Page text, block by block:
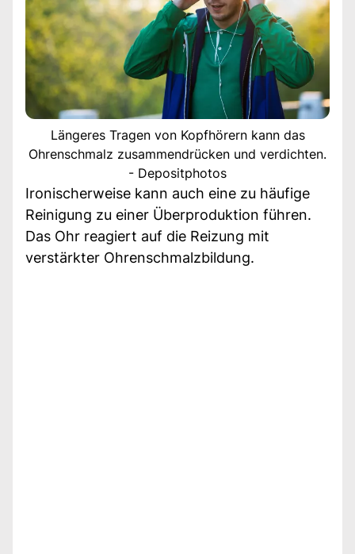
Längeres Tragen von Kopfhörern kann das
Ohrenschmalz zusammendrücken und verdichten.
- Depositphotos
Ironischerweise kann auch eine zu häufige
Reinigung zu einer Überproduktion führen.
Das Ohr reagiert auf die Reizung mit
verstärkter Ohrenschmalzbildung.